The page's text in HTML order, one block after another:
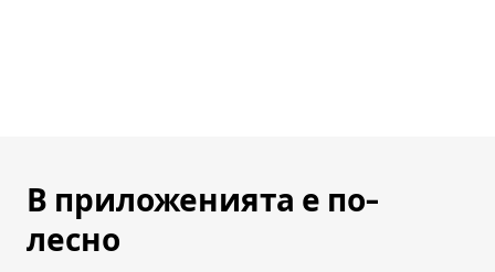
В приложенията е по-
лесно